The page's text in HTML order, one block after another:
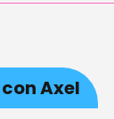
Axel